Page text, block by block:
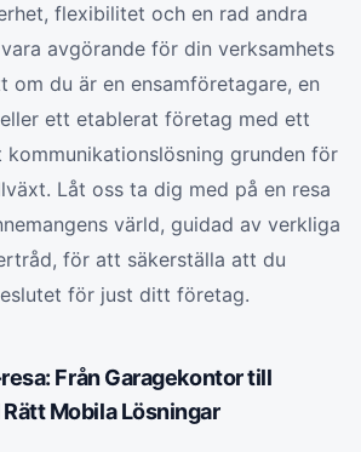
flexibilitet och en rad andra
avgörande för din verksamhets
om du är en ensamföretagare, en
ett etablerat företag med ett
grunden för
Låt oss ta dig med på en resa
värld, guidad av verkliga
för att säkerställa att du
för just ditt företag.
Från Garagekontor till
Mobila Lösningar